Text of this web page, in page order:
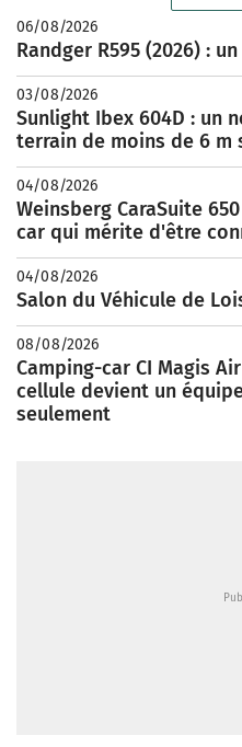
06/08/2026
Randger R595 (2026) :
03/08/2026
Sunlight Ibex 604D : un
terrain de moins de 6 m
04/08/2026
Weinsberg CaraSuite
car qui mérite d'être
04/08/2026
Salon du Véhicule de
08/08/2026
Camping-car CI Magis
cellule devient un
seulement